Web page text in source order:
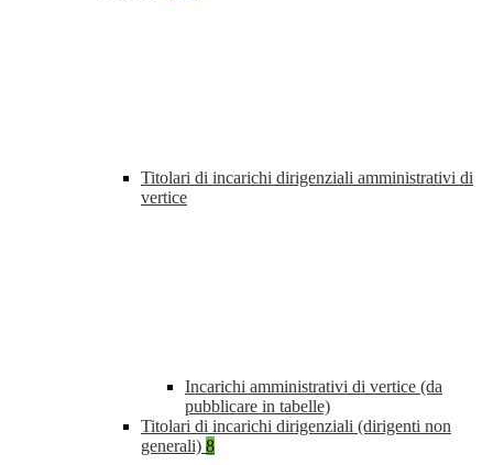
Titolari di incarichi dirigenziali amministrativi di
vertice
Incarichi amministrativi di vertice (da
pubblicare in tabelle)
Titolari di incarichi dirigenziali (dirigenti non
generali) 8